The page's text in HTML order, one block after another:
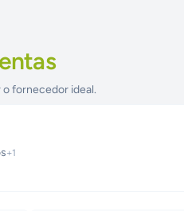
fornecedor ideal.
+1